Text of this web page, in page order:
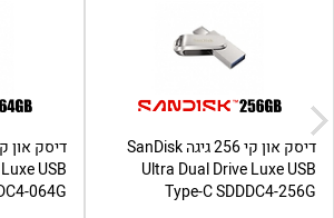
דיסק און קי 256 גיגה SanDisk
Ultra Dual Drive Luxe USB
Type-C SDDDC4-256G
USB
064G